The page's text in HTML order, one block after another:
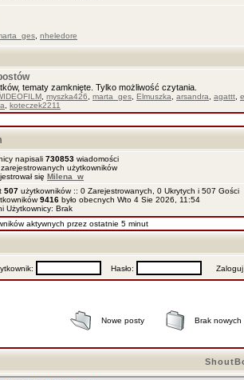
nheledore
tematy zamknięte. Tylko możliwość czytania.
myszka426 marta_ges Elmuszka arsandra agattt
koteczek2211
napisali 730853 wiadomości
zarejestrowanych użytkowników
się Milena_w
507 użytkowników :: 0 Zarejestrowanych, 0 Ukrytych i 507
9416 było obecnych Wto 4 Sie 2026, 11:54
Użytkownicy: Brak
aktywnych przez ostatnie 5 minut
Hasło: Zaloguj
Nowe posty Brak nowych